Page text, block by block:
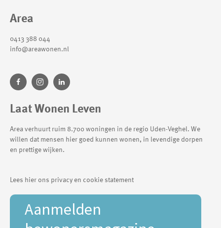
Contactinformatie
Area
0413 388 044
info@areawonen.nl
Laat Wonen Leven
Area verhuurt ruim 8.700 woningen in de regio Uden-Veghel. We
willen dat mensen hier goed kunnen wonen, in levendige dorpen
en prettige wijken.
Lees hier ons privacy en cookie statement
Aanmelden